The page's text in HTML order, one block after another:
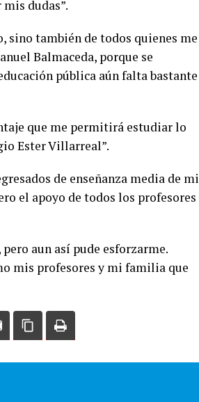
dudas”.
sino también de todos quienes me
Balmaceda, porque se
pública aún falta bastante
que me permitirá estudiar lo
Ester Villarreal”.
de enseñanza media de mi
el apoyo de todos los profesores
aun así pude esforzarme.
mis profesores y mi familia que